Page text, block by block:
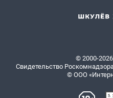
© 2000-
Свидетельство
© ООО